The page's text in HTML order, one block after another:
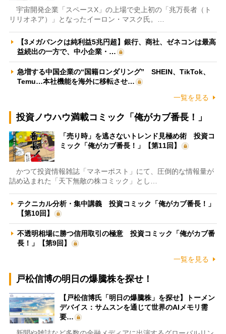
宇宙開発企業「スペースX」の上場で史上初の「兆万長者（ト
リリオネア）」となったイーロン・マスク氏。…
【3メガバンクは純利益5兆円超】銀行、商社、ゼネコンは最高
益続出の一方で、中小企業・…
急増する中国企業の“国籍ロンダリング” SHEIN、TikTok、
Temu…本社機能を海外に移転させ…
一覧を見る
投資ノウハウ満載コミック「俺がカブ番長！」
「売り時」を逃さないトレンド見極め術 投資コ
ミック「俺がカブ番長！」【第11回】
かつて投資情報雑誌「マネーポスト」にて、圧倒的な情報量が
詰め込まれた「天下無敵の株コミック」とし…
テクニカル分析・集中講義 投資コミック「俺がカブ番長！」
【第10回】
不透明相場に勝つ信用取引の極意 投資コミック「俺がカブ番
長！」【第9回】
一覧を見る
戸松信博の明日の爆騰株を探せ！
【戸松信博氏「明日の爆騰株」を探せ】トーメン
デバイス：サムスンを通じて世界のAIメモリ需
要…